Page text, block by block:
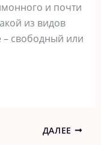
и почти
из видов
– свободный или
ДАЛЕЕ